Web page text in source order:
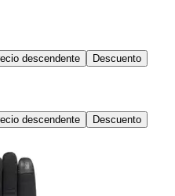
descendente Descuento
descendente Descuento